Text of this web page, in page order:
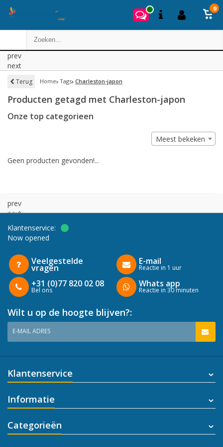
0
prev
next
Terug Home Tags Charleston-japon
Producten getagd met Charleston-japon
Onze top categorieen
Meest bekeken
Geen producten gevonden!...
prev
next
Klantenservice:
Now opened
Veelgestelde
vragen
+31 (0)77 820 02 08
Bel ons
E-mail
Reactie in 1 uur
Whats app
Reactie in 30 minuten
Wilt u op de hoogte blijven?:
E-MAIL ADRES
Klantenservice
Informatie
Categorieën